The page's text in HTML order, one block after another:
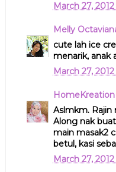
March 27,
Melly
cute lah ice
menarik, anak
March 27,
HomeKreation
Aslmkm. Rajin
Along nak
main masak2
betul, kasi
March 27,